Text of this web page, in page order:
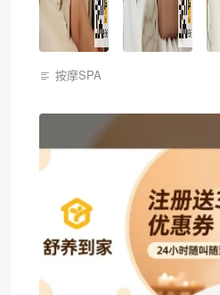
按摩SPA